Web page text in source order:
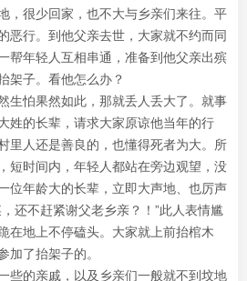
，很少回家，也不大与乡亲们来往。平
恶行。到他父亲去世，大家就不约而同
帮年轻人互相串通，准备到他父亲出殡
架子。看他怎么办？
生怕果然如此，那就丢人丢大了。就事
姓的长辈，请求大家原谅他当年的行
里人还是善良的，也懂得死者为大。所
短时间内，年轻人都站在旁边观望，没
位年龄大的长辈，立即大声地、也厉声
还不赶紧谢父老乡亲？！”此人表情尴
在地上不停磕头。大家就上前抬棺木
加了抬架子的。
些的亲戚，以及乡亲们一般就不到坟地